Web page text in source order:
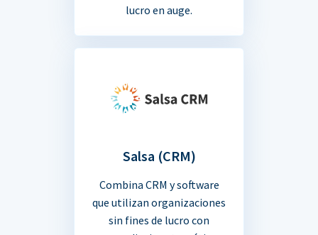
lucro en auge.
Salsa (CRM)
Combina CRM y software
que utilizan organizaciones
sin fines de lucro con